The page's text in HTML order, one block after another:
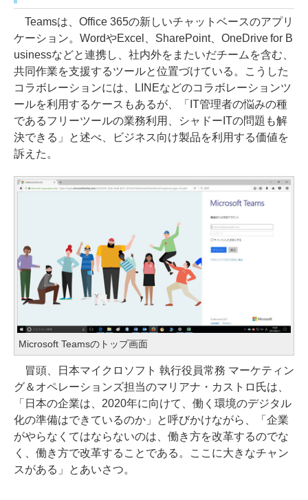
Teamsは、Office 365の新しいチャットベースのアプリ
ケーション。WordやExcel、SharePoint、OneDrive for B
usinessなどと連携し、社内外をまたいだチームを含む、
共同作業を支援するツールと位置づけている。こうした
コラボレーションには、LINEなどのコラボレーションツ
ールを利用するケースもあるが、「IT管理者の悩みの種
であるフリーツールの業務利用、シャドーITの問題も解
決できる」と述べ、ビジネス向け製品を利用する価値を
訴えた。
Microsoft Teamsのトップ画面
冒頭、日本マイクロソフト 執行役員常務 マーケティン
グ＆オペレーションズ担当のマリアナ・カストロ氏は、
「日本の企業は、2020年に向けて、働く環境のデジタル
化の準備はできているのか」と呼びかけながら、「企業
がやらなくてはならないのは、働き方を改革するのでな
く、働き方で改革することである。ここに大きなチャン
スがある」とあいさつ。